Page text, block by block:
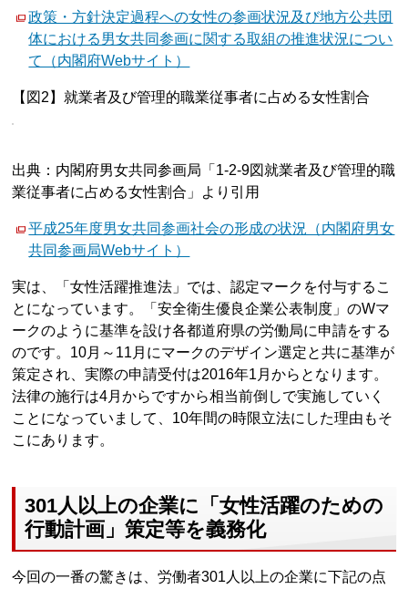
政策・方針決定過程への女性の参画状況及び地方公共団
体における男女共同参画に関する取組の推進状況につい
て（内閣府Webサイト）
【図2】就業者及び管理的職業従事者に占める女性割合
出典：内閣府男女共同参画局「1-2-9図就業者及び管理的職
業従事者に占める女性割合」より引用
平成25年度男女共同参画社会の形成の状況（内閣府男女
共同参画局Webサイト）
実は、「女性活躍推進法」では、認定マークを付与するこ
とになっています。「安全衛生優良企業公表制度」のWマ
ークのように基準を設け各都道府県の労働局に申請をする
のです。10月～11月にマークのデザイン選定と共に基準が
策定され、実際の申請受付は2016年1月からとなります。
法律の施行は4月からですから相当前倒しで実施していく
ことになっていまして、10年間の時限立法にした理由もそ
こにあります。
301人以上の企業に「女性活躍のための
行動計画」策定等を義務化
今回の一番の驚きは、労働者301人以上の企業に下記の点